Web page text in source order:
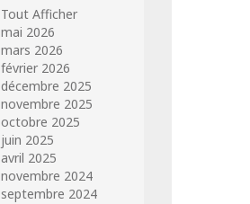
Tout Afficher
mai 2026
mars 2026
février 2026
décembre 2025
novembre 2025
octobre 2025
juin 2025
avril 2025
novembre 2024
septembre 2024